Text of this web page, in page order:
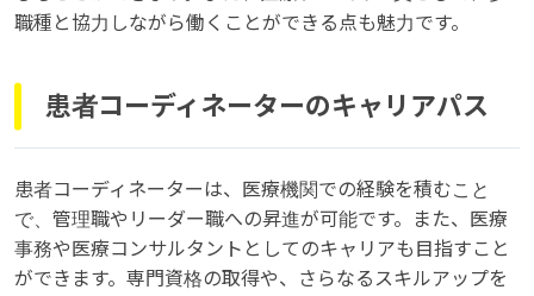
職種と協力しながら働くことができる点も魅力です。
患者コーディネーターのキャリアパス
患者コーディネーターは、医療機関での経験を積むこと
で、管理職やリーダー職への昇進が可能です。また、医療
事務や医療コンサルタントとしてのキャリアも目指すこと
ができます。専門資格の取得や、さらなるスキルアップを